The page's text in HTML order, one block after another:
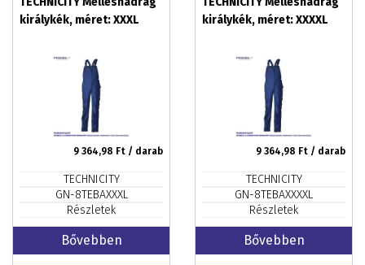
királykék, méret: XXXL
9 364,98 Ft / darab
TECHNICITY
GN-8TEBAXXXL
Részletek
Bővebben
királykék, méret: XXXXL
9 364,98 Ft / darab
TECHNICITY
GN-8TEBAXXXXL
Részletek
Bővebben